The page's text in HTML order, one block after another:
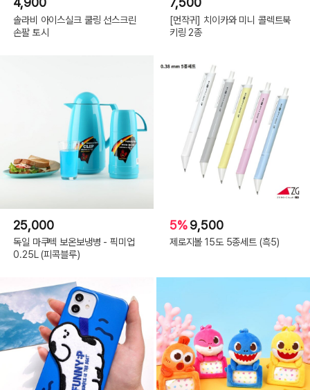
솔라비 아이스실크 쿨링 선스크린
손팔 토시
[먼작귀] 치이카와 미니 콜렉트북
키링 2종
25,000
독일 마쿠텍 보온보냉병 - 픽미업
0.25L (피콕블루)
5%9,500
제로지볼 15도 5종세트 (흑5)